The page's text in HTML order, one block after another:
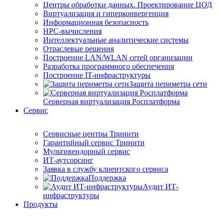
Центры обработки данных. Проектирование ЦОД
Виртуализация и гиперконвергенция
Информационная безопасность
HPC-вычисления
Интеллектуальные аналитические системы
Отраслевые решения
Построение LAN/WLAN сетей организации
Разработка программного обеспечения
Построение IT-инфраструктуры
Защита периметра сети
Серверная виртуализация Росплатформа
Сервис
Сервисные центры Тринити
Гарантийный сервис Тринити
Мультивендорный сервис
ИТ-аутсорсинг
Заявка в службу клиентского сервиса
Поддержка
Аудит ИТ-
инфраструктуры
Продукты